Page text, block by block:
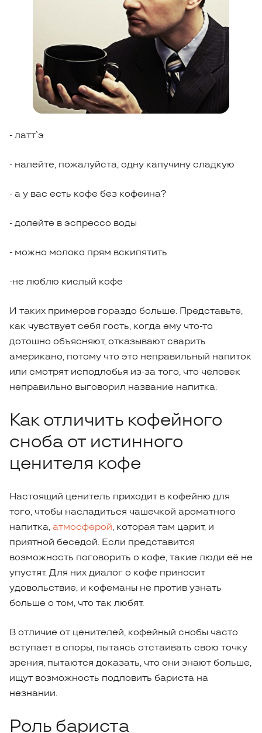
- латт`э
- налейте, пожалуйста, одну капучину сладкую
- а у вас есть кофе без кофеина?
- долейте в эспрессо воды
- можно молоко прям вскипятить
-не люблю кислый кофе
И таких примеров гораздо больше. Представьте,
как чувствует себя гость, когда ему что-то
дотошно объясняют, отказывают сварить
американо, потому что это неправильный напиток
или смотрят исподлобья из-за того, что человек
неправильно выговорил название напитка.
Как отличить кофейного
сноба от истинного
ценителя кофе
Настоящий ценитель приходит в кофейню для
того, чтобы насладиться чашечкой ароматного
напитка,атмосферой, которая там царит, и
приятной беседой. Если представится
возможность поговорить о кофе, такие люди её не
упустят. Для них диалог о кофе приносит
удовольствие, и кофеманы не против узнать
больше о том, что так любят.
В отличие от ценителей, кофейный снобы часто
вступает в споры, пытаясь отстаивать свою точку
зрения, пытаются доказать, что они знают больше,
ищут возможность подловить бариста на
незнании.
Роль бариста